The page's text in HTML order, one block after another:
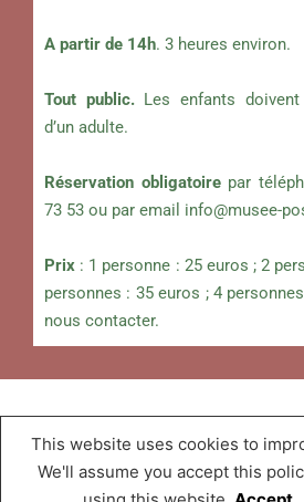
A partir de 14h. 3 heures environ.
Tout public.Les enfants doivent
d’un adulte.
Réservation obligatoirepar
73 53 ou par email info@musee-
Prix : 1 personne : 25 euros ; 2
personnes : 35 euros ; 4
nous contacter.
Musée « A Possen »,
WordPress.
This website uses cookies to
We'll assume you accept this